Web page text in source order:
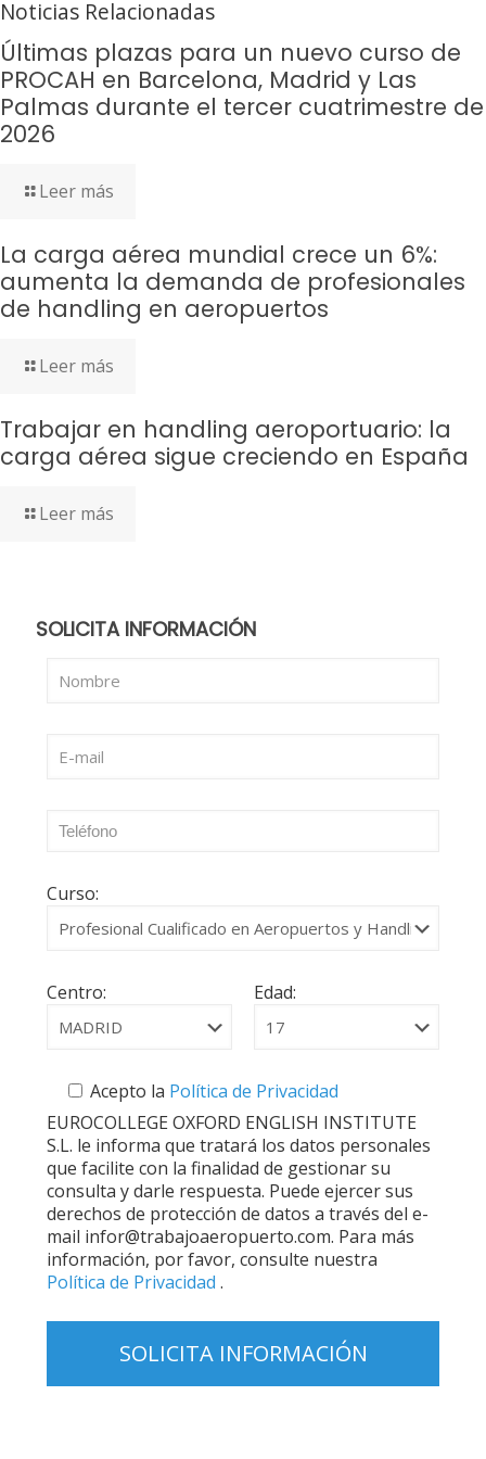
Noticias Relacionadas
Últimas plazas para un nuevo curso de
PROCAH en Barcelona, Madrid y Las
Palmas durante el tercer cuatrimestre de
2026
Leer más
La carga aérea mundial crece un 6%:
aumenta la demanda de profesionales
de handling en aeropuertos
Leer más
Trabajar en handling aeroportuario: la
carga aérea sigue creciendo en España
Leer más
SOLICITA INFORMACIÓN
Curso:
Centro: Edad:
Acepto la Política de Privacidad
EUROCOLLEGE OXFORD ENGLISH INSTITUTE
S.L. le informa que tratará los datos personales
que facilite con la finalidad de gestionar su
consulta y darle respuesta. Puede ejercer sus
derechos de protección de datos a través del e-
mail infor@trabajoaeropuerto.com. Para más
información, por favor, consulte nuestra
Política de Privacidad .